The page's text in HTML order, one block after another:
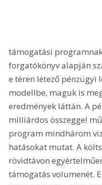
támogatási
forgatókönyv alapján
e téren létező pénzügyi
modellbe, maguk is
eredmények láttán. A
milliárdos összeggel
program mindhárom
hatásokat mutat. A
rövidtávon
támogatás volumenét.